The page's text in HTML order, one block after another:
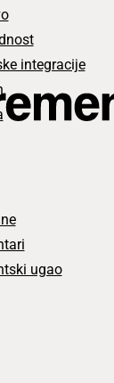
integracije
ugao